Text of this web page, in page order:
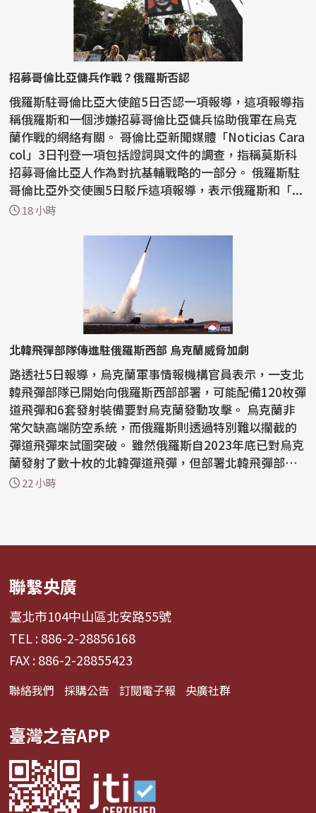
招募哥倫比亞傭兵作戰？俄羅斯否認
俄羅斯駐哥倫比亞大使館5日否認一項報導，這項報導指
稱俄羅斯和一個涉嫌招募哥倫比亞傭兵協助俄軍在烏克
蘭作戰的網絡有關。 哥倫比亞新聞媒體「Noticias Cara
col」3日刊登一項包括證詞與文件的調查，指稱莫斯科
招募哥倫比亞人作為對抗基輔戰略的一部分。 俄羅斯駐
哥倫比亞外交使團5日駁斥這項報導，表示俄羅斯和「...
18 小時
北韓飛彈部隊傳進駐俄羅斯西部 烏克蘭威脅加劇
路透社5日報導，烏克蘭軍事情報機構官員表示，一支北
韓飛彈部隊已開始向俄羅斯西部部署，可能配備120枚彈
道飛彈和6套發射裝備要對烏克蘭發動攻擊。 烏克蘭非
常欠缺高端防空系統，而俄羅斯則透過特別難以攔截的
彈道飛彈來試圖突破。 雖然俄羅斯自2023年底已對烏克
蘭發射了數十枚的北韓彈道飛彈，但部署北韓飛彈部
隊...22 小時
聯繫央廣
臺北市104中山區北安路55號
TEL : 886-2-28856168
FAX : 886-2-28855423
聯絡我們 採購公告 訂閱電子報 央廣社群
臺灣之音APP